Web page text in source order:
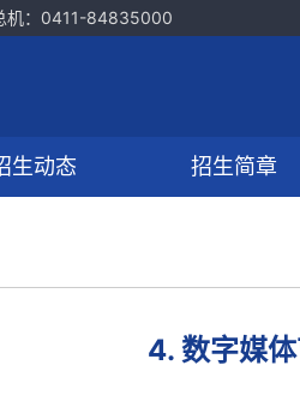
机：0411-84835000
生动态 招生简章
4. 数字媒